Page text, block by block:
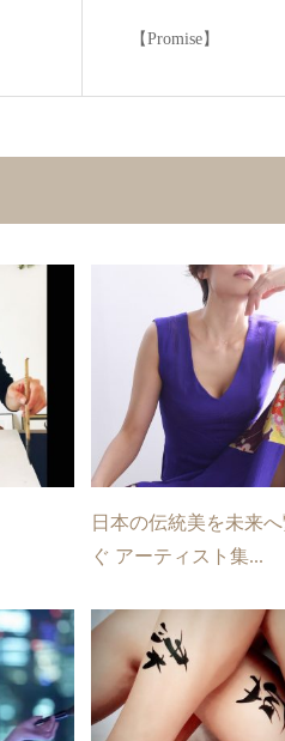
【Promise】
日本の伝統美を未来
ぐ アーティスト集...